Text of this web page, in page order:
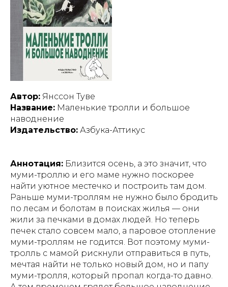
Автор: Янссон Туве
Название: Маленькие тролли и большое
наводнение
Издательство: Азбука-Аттикус
Аннотация: Близится осень, а это значит, что
муми-троллю и его маме нужно поскорее
найти уютное местечко и построить там дом.
Раньше муми-троллям не нужно было бродить
по лесам и болотам в поисках жилья — они
жили за печками в домах людей. Но теперь
печек стало совсем мало, а паровое отопление
муми-троллям не годится. Вот поэтому муми-
тролль с мамой рискнули отправиться в путь,
мечтая найти не только новый дом, но и папу
муми-тролля, который пропал когда-то давно.